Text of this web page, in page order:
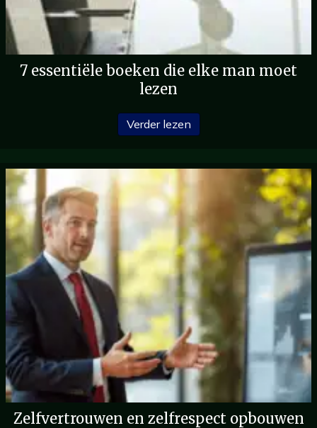
7 essentiële boeken die elke man moet
lezen
Verder lezen
Zelfvertrouwen en zelfrespect opbouwen